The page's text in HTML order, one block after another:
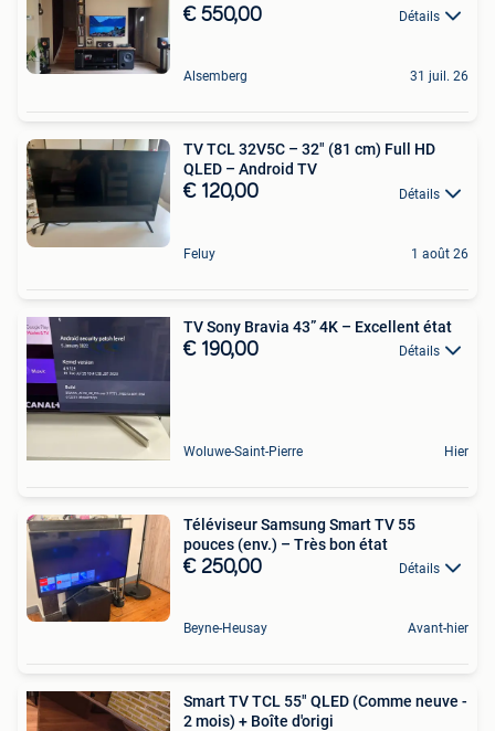
€ 550,00 Détails
Alsemberg 31 juil. 26
TV TCL 32V5C – 32" (81 cm) Full HD
QLED – Android TV
€ 120,00 Détails
Feluy 1 août 26
TV Sony Bravia 43” 4K – Excellent état
€ 190,00 Détails
Woluwe-Saint-Pierre Hier
Téléviseur Samsung Smart TV 55
pouces (env.) – Très bon état
€ 250,00 Détails
Beyne-Heusay Avant-hier
Smart TV TCL 55" QLED (Comme neuve -
2 mois) + Boîte d'origi